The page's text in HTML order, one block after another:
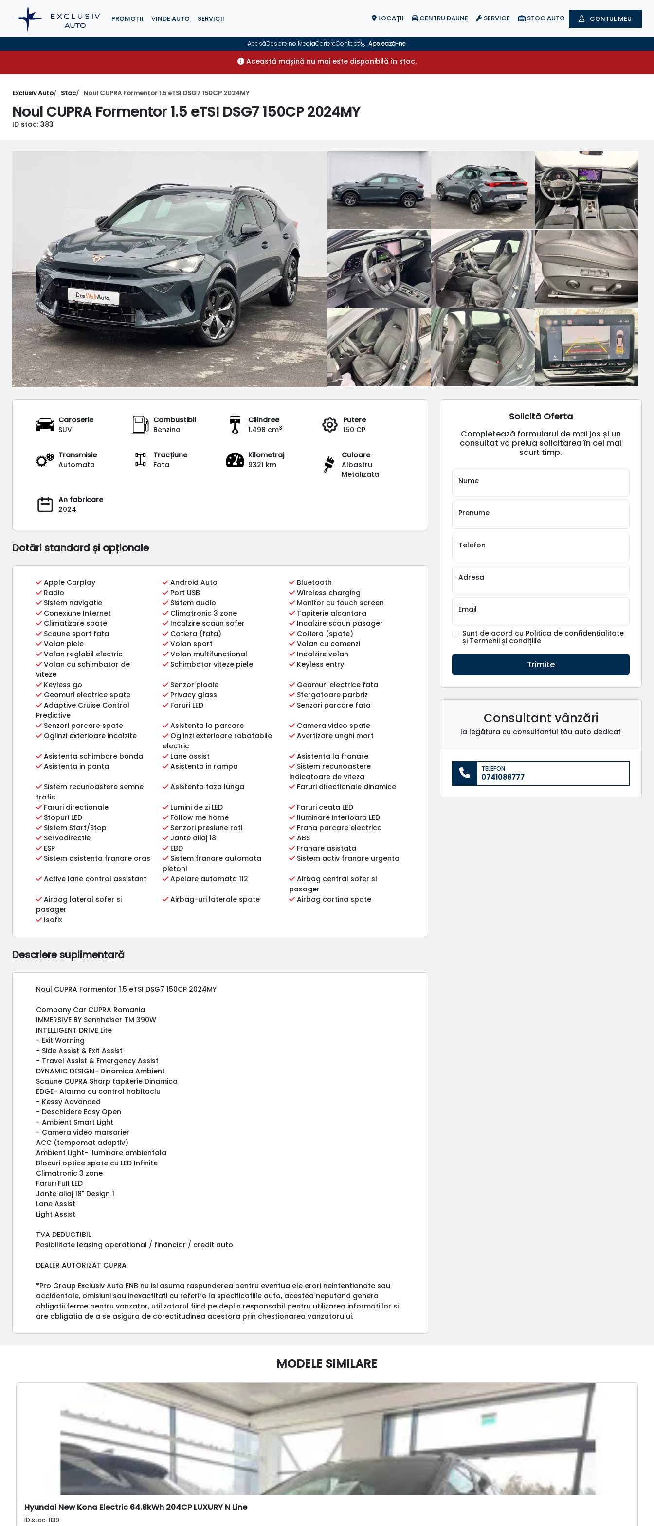
PROMOȚII VINDE AUTO SERVICII LOCAŢII CENTRU DAUNE SERVICE STOC AUTO CONTUL MEU
AcasăDespre noiMediaCariereContact Apelează-ne
Această mașină nu mai este disponibilă în stoc.
Exclusiv Auto Stoc Noul CUPRA Formentor 1.5 eTSI DSG7 150CP 2024MY
Noul CUPRA Formentor 1.5 eTSI DSG7 150CP 2024MY
ID stoc: 383
Caroserie
SUV
Combustibil
Benzina
Cilindree
1.498 cm3
Putere
150 CP
Transmisie
Automata
Tracțiune
Fata
Kilometraj
9321 km
Culoare
Albastru
Metalizată
An fabricare
2024
Dotări standard și opționale
Apple Carplay Android Auto
Bluetooth
Radio
Port USB
Wireless charging
Sistem navigatie
Sistem audio
Monitor cu touch screen
Conexiune Internet
Climatronic 3 zone
Tapiterie alcantara
Climatizare spate
Incalzire scaun sofer
Incalzire scaun pasager
Scaune sport fata
Cotiera (fata)
Cotiera (spate)
Volan piele
Volan sport
Volan cu comenzi
Volan reglabil electric
Volan multifunctional
Incalzire volan
Volan cu schimbator de
viteze
Schimbator viteze piele Keyless entry
Keyless go Senzor ploaie
Geamuri electrice fata
Geamuri electrice spate
Privacy glass
Stergatoare parbriz
Adaptive Cruise Control
Predictive
Faruri LED Senzori parcare fata
Senzori parcare spate Asistenta la parcare
Camera video spate
Oglinzi exterioare incalzite
Oglinzi exterioare rabatabile
electric
Avertizare unghi mort
Asistenta schimbare banda Lane assist
Asistenta la franare
Asistenta in panta
Asistenta in rampa
Sistem recunoastere
indicatoare de viteza
Sistem recunoastere semne
trafic
Asistenta faza lunga Faruri directionale dinamice
Faruri directionale Lumini de zi LED
Faruri ceata LED
Stopuri LED
Follow me home
Iluminare interioara LED
Sistem Start/Stop
Senzori presiune roti
Frana parcare electrica
Servodirectie
Jante aliaj 18
ABS
ESP
EBD
Franare asistata
Sistem asistenta franare oras
Sistem franare automata
pietoni
Sistem activ franare urgenta
Active lane control assistant Apelare automata 112
Airbag central sofer si
pasager
Airbag lateral sofer si
pasager
Airbag-uri laterale spate Airbag cortina spate
Isofix
Descriere suplimentară
Noul CUPRA Formentor 1.5 eTSI DSG7 150CP 2024MY
Company Car CUPRA Romania
IMMERSIVE BY Sennheiser TM 390W
INTELLIGENT DRIVE Lite
- Exit Warning
- Side Assist & Exit Assist
- Travel Assist & Emergency Assist
DYNAMIC DESIGN- Dinamica Ambient
Scaune CUPRA Sharp tapiterie Dinamica
EDGE- Alarma cu control habitaclu
- Kessy Advanced
- Deschidere Easy Open
- Ambient Smart Light
- Camera video marsarier
ACC (tempomat adaptiv)
Ambient Light- Iluminare ambientala
Blocuri optice spate cu LED Infinite
Climatronic 3 zone
Faruri Full LED
Jante aliaj 18" Design 1
Lane Assist
Light Assist
TVA DEDUCTIBIL
Posibilitate leasing operational / financiar / credit auto
DEALER AUTORIZAT CUPRA
*Pro Group Exclusiv Auto ENB nu isi asuma raspunderea pentru eventualele erori neintentionate sau
accidentale, omisiuni sau inexactitati cu referire la specificatiile auto, acestea neputand genera
obligatii ferme pentru vanzator, utilizatorul fiind pe deplin responsabil pentru utilizarea informatiilor si
are obligatia de a se asigura de corectitudinea acestora prin chestionarea vanzatorului.
Solicită Oferta
Completează formularul de mai jos și un
consultat va prelua solicitarea în cel mai
scurt timp.
Nume
Prenume
Telefon
Adresa
Email
Sunt de acord cu Politica de confidențialitate
și Termenii și condițiile
Trimite
Consultant vânzări
Ia legătura cu consultantul tău auto dedicat
TELEFON
0741088777
MODELE SIMILARE
Hyundai New Kona Electric 64.8kWh 204CP LUXURY N Line
ID stoc: 1139